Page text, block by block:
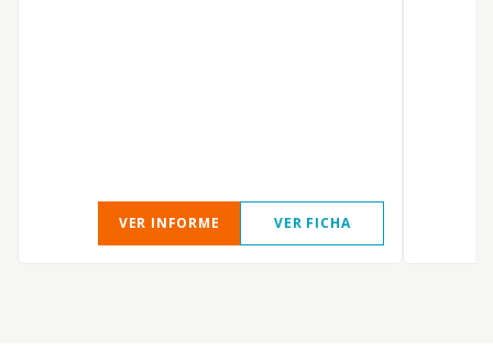
VER INFORME VER FICHA